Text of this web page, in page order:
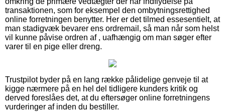
transaktionen, som for eksempel den ombytningsrettighed
online forretningen benytter. Her er det tilmed essesentielt, at
man stadigvæk bevarer ens ordremail, så man når som helst
vil kunne påvise ordren af , uafhængig om man søger efter
varer til en pige eller dreng.
Trustpilot byder på en lang række pålidelige genveje til at
kigge nærmere på en hel del tidligere kunders kritik og
derved foreslåes det, at du eftersøger online forretningens
vurderinger af inden du bestiller.